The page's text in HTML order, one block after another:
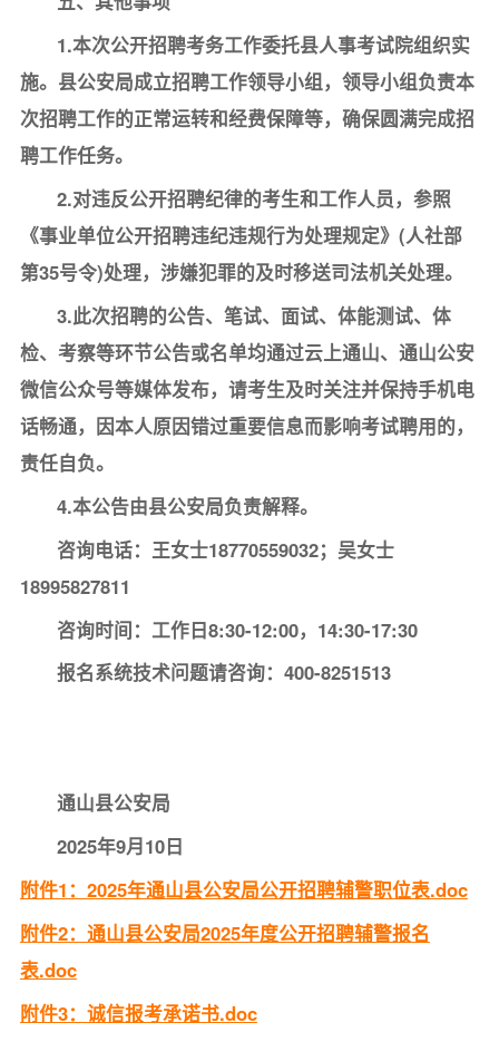
1.本次公开招聘考务工作委托县人事考试院组织实
施。县公安局成立招聘工作领导小组，领导小组负责本
次招聘工作的正常运转和经费保障等，确保圆满完成招
聘工作任务。
2.对违反公开招聘纪律的考生和工作人员，参照
《事业单位公开招聘违纪违规行为处理规定》(人社部
第35号令)处理，涉嫌犯罪的及时移送司法机关处理。
3.此次招聘的公告、笔试、面试、体能测试、体
检、考察等环节公告或名单均通过云上通山、通山公安
微信公众号等媒体发布，请考生及时关注并保持手机电
话畅通，因本人原因错过重要信息而影响考试聘用的，
责任自负。
4.本公告由县公安局负责解释。
咨询电话：王女士18770559032；吴女士
18995827811
咨询时间：工作日8:30-12:00，14:30-17:30
报名系统技术问题请咨询：400-8251513
通山县公安局
2025年9月10日
附件1：2025年通山县公安局公开招聘辅警职位表.doc
附件2：通山县公安局2025年度公开招聘辅警报名
表.doc
附件3：诚信报考承诺书.doc